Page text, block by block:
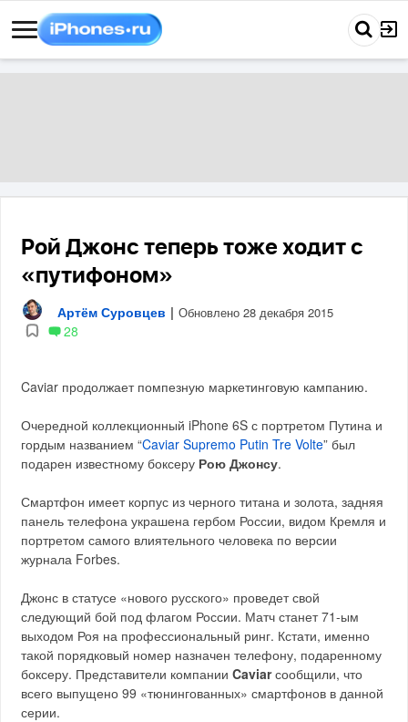
Рой Джонс теперь тоже ходит с
«путифоном»
Артём Суровцев | Обновлено 28 декабря 2015
28
Caviar продолжает помпезную маркетинговую кампанию.
Очередной коллекционный iPhone 6S с портретом Путина и
гордым названием “Caviar Supremo Putin Tre Volte” был
подарен известному боксеру Рою Джонсу.
Смартфон имеет корпус из черного титана и золота, задняя
панель телефона украшена гербом России, видом Кремля и
портретом самого влиятельного человека по версии
журнала Forbes.
Джонс в статусе «нового русского» проведет свой
следующий бой под флагом России. Матч станет 71-ым
выходом Роя на профессиональный ринг. Кстати, именно
такой порядковый номер назначен телефону, подаренному
боксеру. Представители компанииCaviarсообщили, что
всего выпущено 99 «тюнингованных» смартфонов в данной
серии.